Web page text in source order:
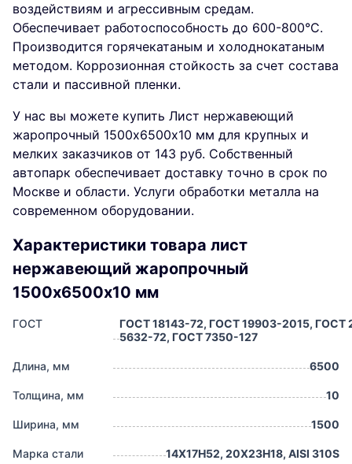
воздействиям и агрессивным средам.
Обеспечивает работоспособность до 600-800°C.
Производится горячекатаным и холоднокатаным
методом. Коррозионная стойкость за счет состава
стали и пассивной пленки.
У нас вы можете купить Лист нержавеющий
жаропрочный 1500х6500х10 мм для крупных и
мелких заказчиков от 143 руб. Собственный
автопарк обеспечивает доставку точно в срок по
Москве и области. Услуги обработки металла на
современном оборудовании.
Характеристики товара лист
нержавеющий жаропрочный
1500х6500х10 мм
ГОСТ
ГОСТ 18143-72, ГОСТ 19903-2015,
5632-72, ГОСТ 7350-127
Длина, мм 6500
Толщина, мм 10
Ширина, мм 1500
Марка стали 14Х17Н52, 20Х23Н18, AISI 310S